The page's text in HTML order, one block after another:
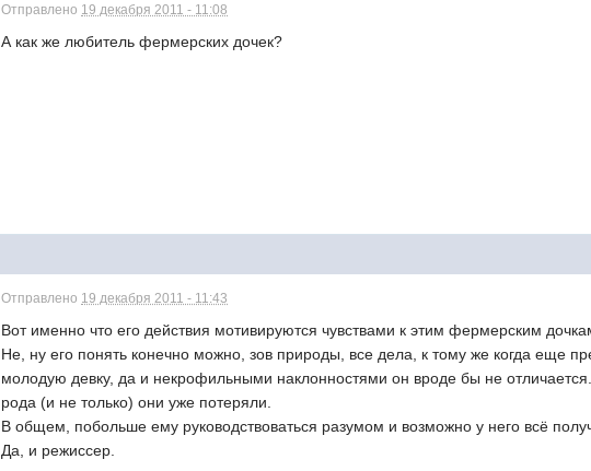
Отправлено 19 декабря 2011 - 11:08
А как же любитель фермерских дочек?
Отправлено 19 декабря 2011 - 11:43
Вот именно что его действия мотивируются чувствами к этим фермерским
Не, ну его понять конечно можно, зов природы, все дела, к тому же когда еще
молодую девку, да и некрофильными наклонностями он вроде бы не
рода (и не только) они уже потеряли.
В общем, побольше ему руководствоваться разумом и возможно у него всё
Да, и режиссер.